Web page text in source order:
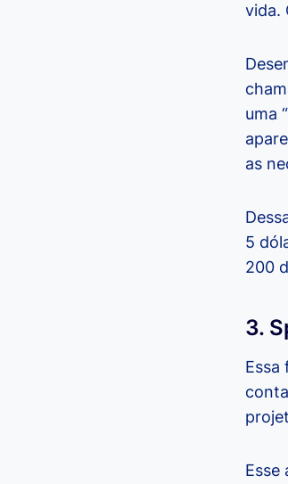
vida.
uma
as
5
200
3.
Essa
Esse